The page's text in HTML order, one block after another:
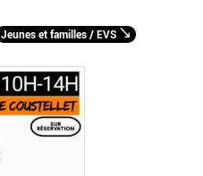
Jeunes et familles / EVS